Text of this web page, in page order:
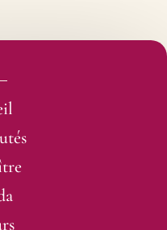
écriture qui vous
show.